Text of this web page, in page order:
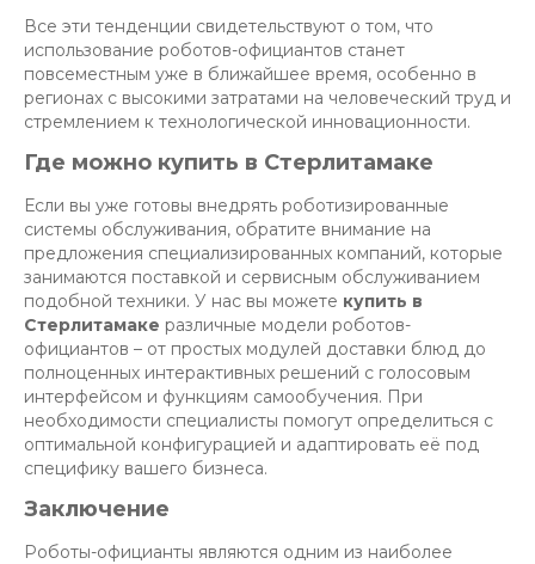
Все эти тенденции свидетельствуют о том, что
использование роботов-официантов станет
повсеместным уже в ближайшее время, особенно в
регионах с высокими затратами на человеческий труд и
стремлением к технологической инновационности.
Где можно купить в Стерлитамаке
Если вы уже готовы внедрять роботизированные
системы обслуживания, обратите внимание на
предложения специализированных компаний, которые
занимаются поставкой и сервисным обслуживанием
подобной техники. У нас вы можете купить в
Стерлитамаке различные модели роботов-
официантов – от простых модулей доставки блюд до
полноценных интерактивных решений с голосовым
интерфейсом и функциям самообучения. При
необходимости специалисты помогут определиться с
оптимальной конфигурацией и адаптировать её под
специфику вашего бизнеса.
Заключение
Роботы-официанты являются одним из наиболее